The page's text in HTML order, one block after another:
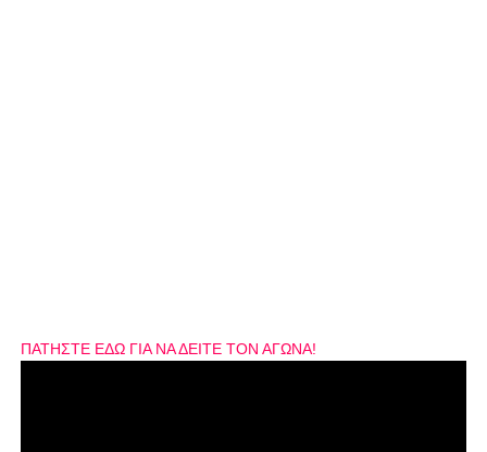
ΠΑΤΗΣΤΕ ΕΔΩ ΓΙΑ ΝΑ ΔΕΙΤΕ ΤΟΝ ΑΓΩΝΑ!